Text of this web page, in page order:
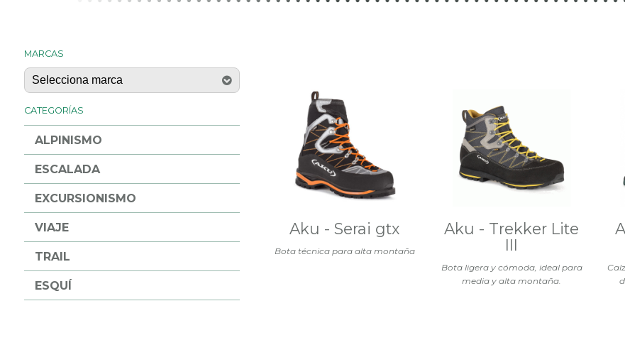
MARCAS
CATEGORÍAS
ALPINISMO
ESCALADA
EXCURSIONISMO
VIAJE
TRAIL
ESQUÍ
Bota técnica para alta montaña
Aku - Serai gtx
Bota ligera y cómoda, ideal para
media y alta montaña.
Aku - Trekker Lite
III